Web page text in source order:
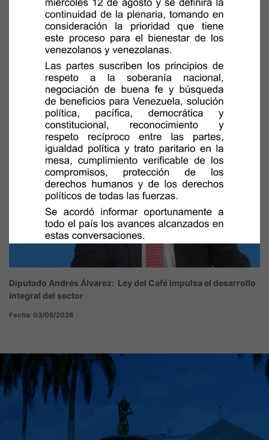
Gobierno Nacional ha recogido más de 346 mil toneladas de
escombros en La Guaira
Fecha: 03/08/2026
Diputado Andrés Álvarez: Ley del Café impulsa el desarrollo
integral del sector
Fecha: 03/08/2026